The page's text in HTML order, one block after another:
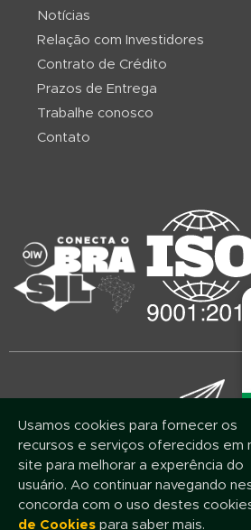
Notícias
Relação com Investidores
Contrato de Crédito
Prazos de Entrega
Trabalhe conosco
Contato
Mantenha-se
Assine nossa newsletter e fique por dentro
Nome
Usamos cookies para fornecer os
recursos e serviços oferecidos em
site para melhorar a experência do
usuário. Ao continuar navegando
concorda com o uso destes
de Cookies para saber mais.